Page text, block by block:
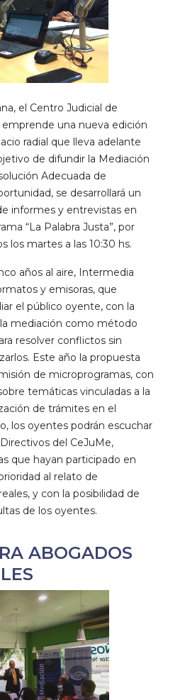
el Centro Judicial de
emprende una nueva edición
radial que lleva adelante
de difundir la Mediación
Adecuada de
se desarrollará un
informes y entrevistas en
“La Palabra Justa”, por
los martes a las 10:30 hs.
años al aire, Intermedia
y emisoras, que
el público oyente, con la
mediación como método
resolver conflictos sin
Este año la propuesta
de microprogramas, con
temáticas vinculadas a la
de trámites en el
los oyentes podrán escuchar
del CeJuMe,
que hayan participado en
al relato de
y con la posibilidad de
de los oyentes.
ABOGADOS